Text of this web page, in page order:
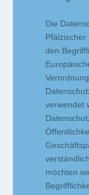
Die
Pfälzischer
den
verwendet
möchten